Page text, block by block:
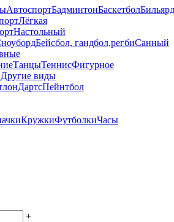
АвтоспортБадминтонБаскетболБильярд
Лёгкая
Настольный
Бейсбол, гандбол,регбиСанный
ТанцыТеннисФигурное
Другие виды
ДартсПейнтбол
КружкиФутболкиЧасы
+